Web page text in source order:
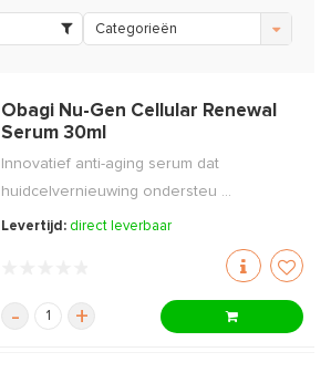
Categorieën
Obagi Nu-Gen Cellular Renewal
Serum 30ml
Innovatief anti-aging serum dat
huidcelvernieuwing ondersteu ...
Levertijd: direct leverbaar
- +